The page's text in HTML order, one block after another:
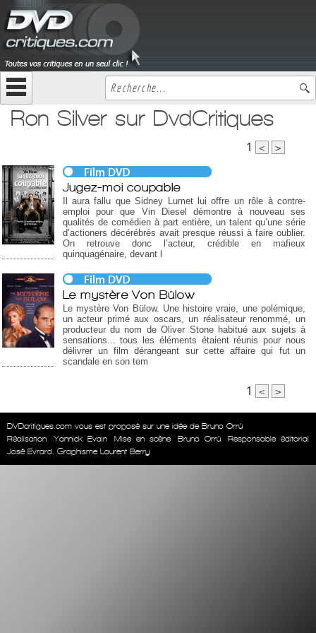
Ron Silver sur DvdCritiques
1 < >
Jugez-moi coupable
Il aura fallu que Sidney Lumet lui offre un rôle à contre-
emploi pour que Vin Diesel démontre à nouveau ses
qualités de comédien à part entière, un talent qu’une série
d’actioners décérébrés avait presque réussi à faire oublier.
On retrouve donc l’acteur, crédible en mafieux
quinquagénaire, devant l
Le mystère Von Bülow
Le mystère Von Bülow. Une histoire vraie, une polémique,
un acteur primé aux oscars, un réalisateur renommé, un
producteur du nom de Oliver Stone habitué aux sujets à
sensations... tous les éléments étaient réunis pour nous
délivrer un film dérangeant sur cette affaire qui fut un
scandale en son tem
1 < >
DVDcritiques.com vous est proposé sur une idée de Bruno Orrú
Réalisation
Yannick Evain Mise en scène Bruno Orrú
Responsable éditorial
José Evrard. Graphisme Laurent Berry